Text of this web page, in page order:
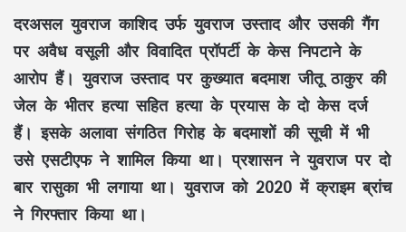
दरअसल युवराज काशिद उर्फ युवराज उस्ताद और उसकी गैंग
पर अवैध वसूली और विवादित प्रॉपर्टी के केस निपटाने के
आरोप हैं। युवराज उस्ताद पर कुख्यात बदमाश जीतू ठाकुर की
जेल के भीतर हत्या सहित हत्या के प्रयास के दो केस दर्ज
हैं। इसके अलावा संगठित गिरोह के बदमाशों की सूची में भी
उसे एसटीएफ ने शामिल किया था। प्रशासन ने युवराज पर दो
बार रासुका भी लगाया था। युवराज को 2020 में क्राइम ब्रांच
ने गिरफ्तार किया था।